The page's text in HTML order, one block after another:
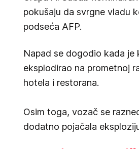
pokušaju da svrgne vladu
podseća AFP.
Napad se dogodio kada je
eksplodirao na prometnoj
hotela i restorana.
Osim toga, vozač se
dodatno pojačala